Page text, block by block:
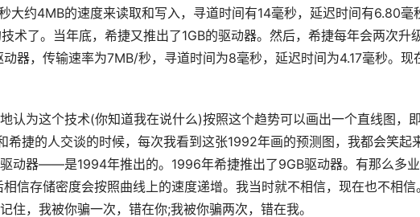
大约4MB的速度来读取和写入，寻道时间有14毫秒，延迟时间有6.80毫
术了。当年底，希捷又推出了1GB的驱动器。然后，希捷每年会两次升
器，传输速率为7MB/秒，寻道时间为8毫秒，延迟时间为4.17毫秒。现
认为这个技术(你知道我在说什么)按照这个趋势可以画出一个直线图，
捷的人交谈的时候，每次我看到这张1992年画的预测图，我都会笑起来
动器——是1994年推出的。1996年希捷推出了9GB驱动器。有那么多
信存储密度会按照曲线上的速度递增。我当时就不相信，现在也不相信。
住，我被你骗一次，错在你;我被你骗两次，错在我。